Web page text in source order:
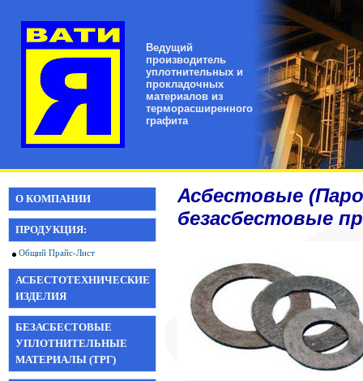
Ведущий
производитель
уплотнительных и
прокладочных
материалов из
терморасширенного
графита
О КОМПАНИИ
ПРОДУКЦИЯ:
Общий Прайс-Лист
АСБЕСТОТЕХНИЧЕСКИЕ
ИЗДЕЛИЯ
БЕЗАСБЕСТОВЫЕ
УПЛОТНИТЕЛЬНЫЕ
МАТЕРИАЛЫ (ТРГ)
Асбестовые
безасбестовые